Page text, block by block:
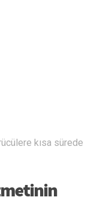
kısa sürede